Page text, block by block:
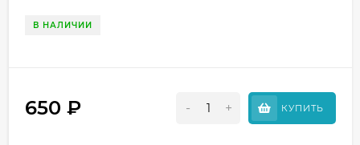
В НАЛИЧИИ
650 ₽ - + КУПИТЬ